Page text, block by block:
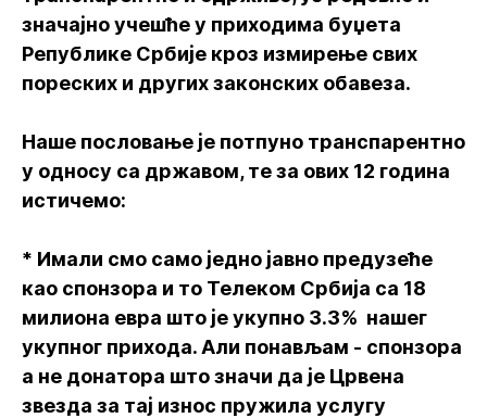
значајно учешће у приходима буџета
Републике Србије кроз измирење свих
пореских и других законских обавеза.
Наше пословање је потпуно транспарентно
у односу са државом, те за ових 12 година
истичемо:
* Имали смо само једно јавно предузеће
као спонзора и то Телеком Србија са 18
милиона евра што је укупно 3.3% нашег
укупног прихода. Али понављам - спонзора
а не донатора што значи да је Црвена
звезда за тај износ пружила услугу